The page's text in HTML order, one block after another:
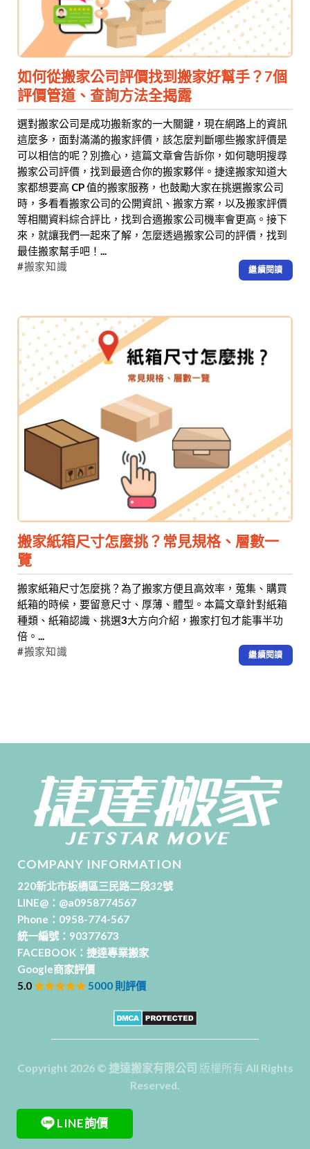
如何從搬家公司評價找到搬家好幫手？7個
評價管道、查詢方法全揭露
選對搬家公司是成功搬新家的一大關鍵，現在網路上的資訊
這麼多，面對滿滿的搬家評價，該怎麼判斷哪些搬家評價是
可以相信的呢？別擔心，這篇文章會告訴你，如何聰明搜尋
搬家公司評價，找到最適合你的搬家夥伴。捷達搬家知道大
家都想要高 CP 值的搬家服務，也鼓勵大家在挑選搬家公司
時，多看看搬家公司的公開資訊、搬家方案，以及搬家評價
等相關資料綜合評比，找到合適搬家公司機率會更高。接下
來，就讓我們一起來了解，怎麼透過搬家公司的評價，找到
最佳搬家幫手吧！...
#搬家知識
繼續閱讀
搬家紙箱尺寸怎麼挑？常見規格、層數一
覽
搬家紙箱尺寸怎麼挑？為了搬家方便且高效率，蒐集、購買
紙箱的時候，要留意尺寸、厚薄、體型。本篇文章針對紙箱
種類、紙箱認識、挑選3大方向介紹，搬家打包才能事半功
倍。...
#搬家知識
繼續閱讀
COMPANY INFORMATION
220新北市板橋區三民路二段32號
LINE@： @a0958774567
Phone： 0958-774-567
統一編號：90377673
FACEBOOK： 捷達專業搬家
Google商家評價
5.0★★★★★ 5000 則評價
LINE詢價
Copyright 2026 © 捷達搬家有限公司 版權所有 All Rights
Reserved.